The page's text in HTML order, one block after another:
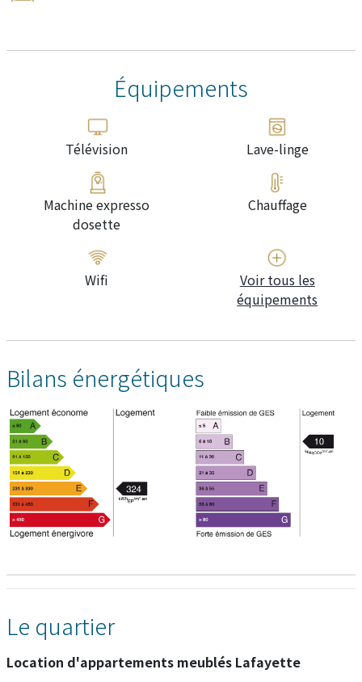
Équipements
Télévision Lave-linge
Machine expresso
dosette
Chauffage
Wifi
Voir tous les
équipements
Bilans énergétiques
Le quartier
Location d'appartements meublés Lafayette